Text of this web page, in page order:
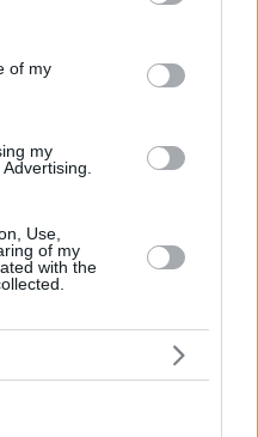
its third-party tags to
purposes in below Google
of my
my
Use,
of my
with the
Αυτο δεν το
τα τάγματα
ή απλή συνωνυμία;
ΣΧΟΛΙΩΝ